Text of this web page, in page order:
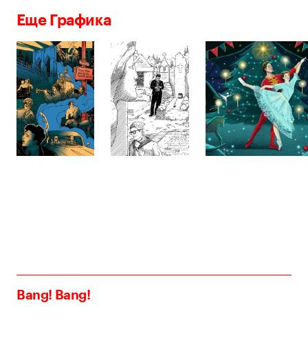
Еще Графика
Bang! Bang!